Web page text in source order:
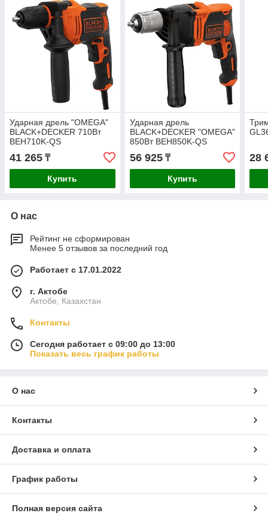
Ударная дрель "OMEGA"
BLACK+DECKER 710Вт
BEH710K-QS
41 265 ₸
Купить
Ударная дрель
BLACK+DECKER "OMEGA"
850Вт BEH850K-QS
56 925₸
Купить
28
О нас
Рейтинг не сформирован
Менее 5 отзывов за последний год
Работает с 17.01.2022
г. Актобе
Актобе, Казахстан
Контакты
Сегодня работает с 09:00 до 13:00
Показать весь график работы
О нас
Контакты
Доставка и оплата
График работы
Полная версия сайта